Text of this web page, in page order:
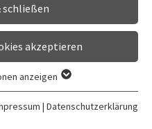
schließen
akzeptieren
Funktionen der
dass die
anzeigen
| Datenschutzerklärung